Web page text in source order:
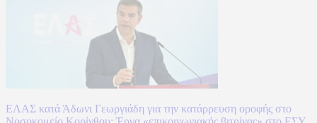
ΕΛΑΣ κατά Άδωνι Γεωργιάδη για την κατάρρευση οροφής στο